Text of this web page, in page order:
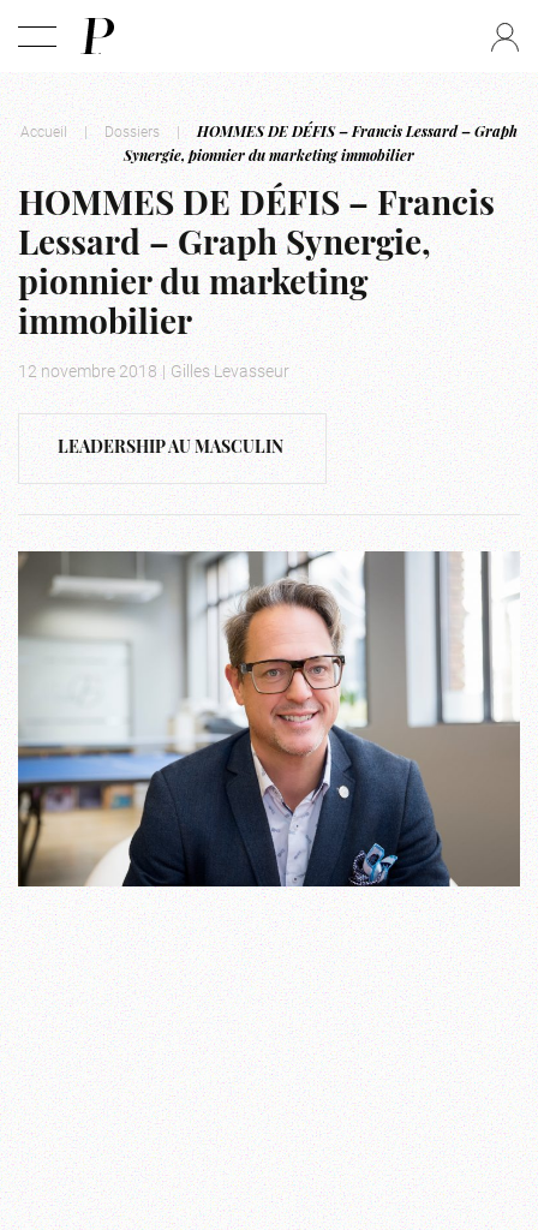
Accueil | Dossiers |
HOMMES DE DÉFIS – Francis Lessard – Graph
Synergie, pionnier du marketing immobilier
HOMMES DE DÉFIS – Francis
Lessard – Graph Synergie,
pionnier du marketing
immobilier
12 novembre 2018 | Gilles Levasseur
LEADERSHIP AU MASCULIN